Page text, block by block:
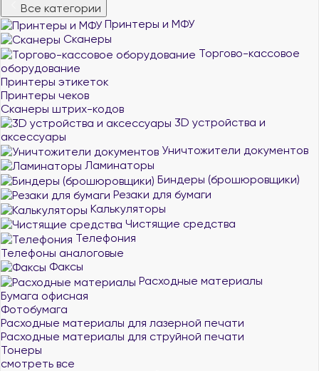
Все категории
Принтеры и МФУ
Сканеры
Торгово-кассовое
оборудование
Принтеры этикеток
Принтеры чеков
Сканеры штрих-кодов
3D устройства и
аксессуары
Уничтожители документов
Ламинаторы
Биндеры (брошюровщики)
Резаки для бумаги
Калькуляторы
Чистящие средства
Телефония
Телефоны аналоговые
Факсы
Расходные материалы
Бумага офисная
Фотобумага
Расходные материалы для лазерной печати
Расходные материалы для струйной печати
Тонеры
смотреть все